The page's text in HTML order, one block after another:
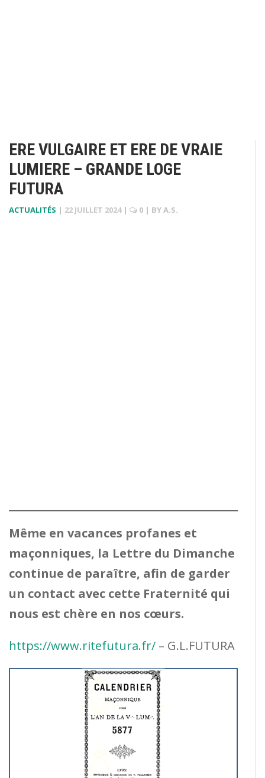
ERE VULGAIRE ET ERE DE VRAIE
LUMIERE – GRANDE LOGE
FUTURA
ACTUALITÉS | 22 JUILLET 2024 | 0 | BYA.S.
Même en vacances profanes et
maçonniques, la Lettre du Dimanche
continue de paraître, afin de garder
un contact avec cette Fraternité qui
nous est chère en nos cœurs.
https://www.ritefutura.fr/ – G.L.FUTURA